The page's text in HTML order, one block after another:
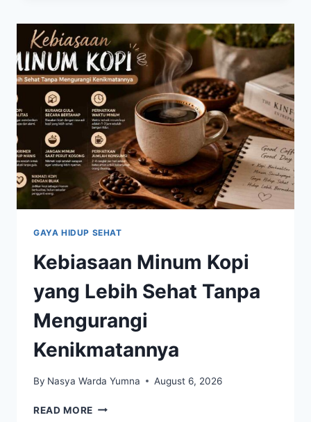
APA
MANFAATNYA
BAGI
KEKUATAN
OTOT
KAKI?
GAYA HIDUP SEHAT
Kebiasaan Minum Kopi
yang Lebih Sehat Tanpa
Mengurangi
Kenikmatannya
By Nasya Warda Yumna August 6, 2026
READ MORE KEBIASAAN